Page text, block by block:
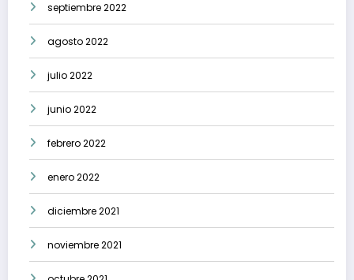
septiembre 2022
agosto 2022
julio 2022
junio 2022
febrero 2022
enero 2022
diciembre 2021
noviembre 2021